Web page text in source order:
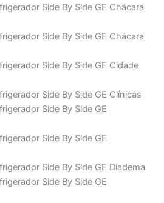
Side By Side GE Chácara
Side By Side GE Chácara
Side By Side GE Cidade
Side By Side GE Clínicas
Side By Side GE
Side By Side GE
Side By Side GE Diadema
Side By Side GE